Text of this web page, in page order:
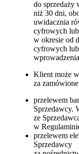
do sprzedaży
niż 30 dni,
uwidacznia
cyfrowych
w okresie od
cyfrowych
Klient może
za
przelewem
Sprzedawcy.
ze
w
przelewem
Sprzedawcy